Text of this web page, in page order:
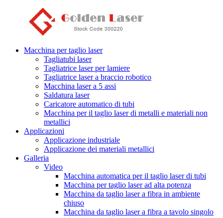
Macchina per taglio laser
Tagliatubi laser
Tagliatrice laser per lamiere
Tagliatrice laser a braccio robotico
Macchina laser a 5 assi
Saldatura laser
Caricatore automatico di tubi
Macchina per il taglio laser di metalli e materiali non
metallici
Applicazioni
Applicazione industriale
Applicazione dei materiali metallici
Galleria
Video
Macchina automatica per il taglio laser di tubi
Macchina per taglio laser ad alta potenza
Macchina da taglio laser a fibra in ambiente
chiuso
Macchina da taglio laser a fibra a tavolo singolo